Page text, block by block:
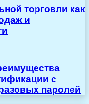
торговли как
и
с
паролей